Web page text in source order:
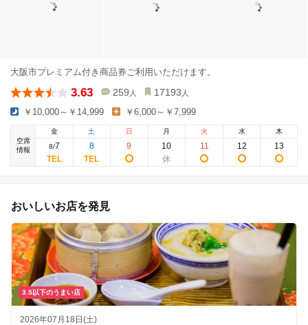
大阪市プレミアム付き商品券ご利用いただけます。
3.63 259 人 17193 人
￥10,000～￥14,999 ￥6,000～￥7,999
空席
情報
金
8/7
土
8
日
9
月
10
火
11
水
12
木
13
おいしいお店を発見
3.5以下のうまい店
2026年07月18日(土)